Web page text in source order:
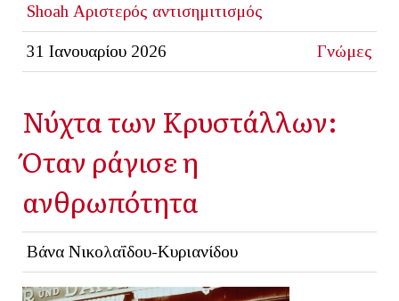
Shoah Αριστερός αντισημιτισμός
31 Ιανουαρίου 2026 Γνώμες
Νύχτα των Κρυστάλλων:
Όταν ράγισε η
ανθρωπότητα
Βάνα Νικολαΐδου-Κυριανίδου